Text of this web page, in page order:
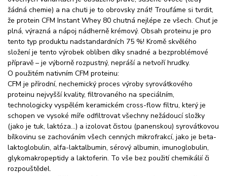
žádná chemie) a na chuti je to obrovsky znát! Troufáme si tvrdit,
že protein CFM Instant Whey 80 chutná nejlépe ze všech. Chuť je
plná, výrazná a nápoj nádherně krémový. Obsah proteinu je pro
tento typ produktu nadstandardních 75 %! Kromě skvělého
složení je tento výrobek oblíben díky snadné a bezproblémové
přípravě – je výborně rozpustný, nepráší a netvoří hrudky.
O použitém nativním CFM proteinu:
CFM je přírodní, nechemický proces výroby syrovátkového
proteinu nejvyšší kvality, filtrovaného na speciálním,
technologicky vyspělém keramickém cross-flow filtru, který je
schopen ve vysoké míře odfiltrovat všechny nežádoucí složky
(jako je tuk, laktóza…) a izolovat čistou (panenskou) syrovátkovou
bílkovinu se zachováním všech cenných mikrofrakcí, jako je beta-
laktoglobulin, alfa-laktalbumin, sérový albumin, imunoglobulin,
glykomakropeptidy a laktoferin. To vše bez použití chemikálií či
rozpouštědel.